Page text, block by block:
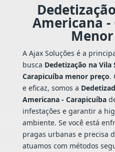
Americana -
A Ajax Soluções é a
busca Dedetização na Vila
Carapicuíba menor preço.
e eficaz, somos a
Americana - Carapicuíba
infestações e garantir a
ambiente. Se você está
pragas urbanas e precisa
atuamos com métodos